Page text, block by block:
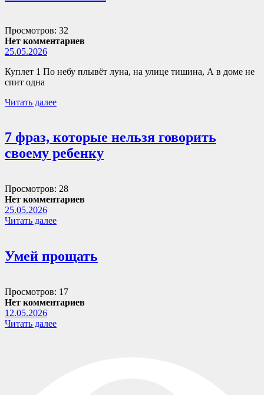
Просмотров: 32
Нет комментариев
25.05.2026
Куплет 1 По небу плывёт луна, на улице тишина, А в доме не
спит одна
Читать далее
7 фраз, которые нельзя говорить
своему ребенку
Просмотров: 28
Нет комментариев
25.05.2026
Читать далее
Умей прощать
Просмотров: 17
Нет комментариев
12.05.2026
Читать далее